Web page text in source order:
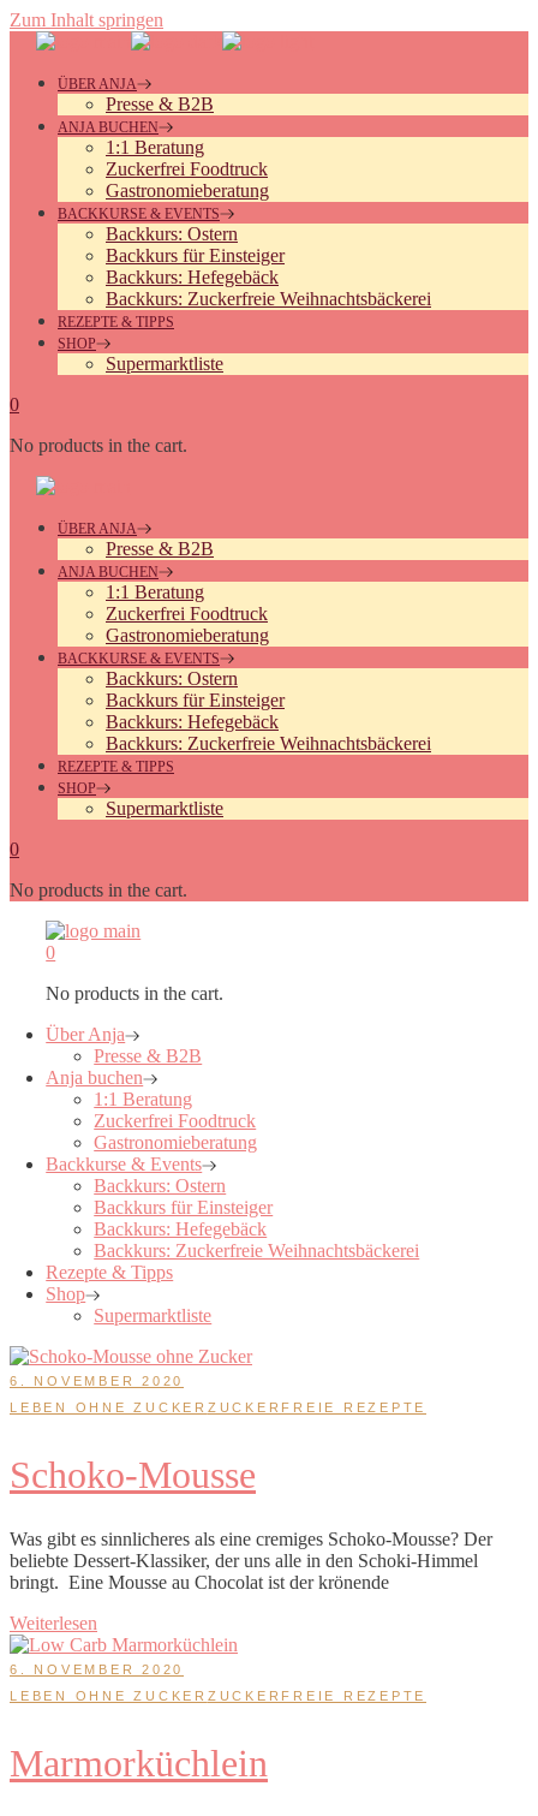
Zum Inhalt springen
ÜBER ANJA
Presse & B2B
ANJA BUCHEN
1:1 Beratung
Zuckerfrei Foodtruck
Gastronomieberatung
BACKKURSE & EVENTS
Backkurs: Ostern
Backkurs für Einsteiger
Backkurs: Hefegebäck
Backkurs: Zuckerfreie Weihnachtsbäckerei
REZEPTE & TIPPS
SHOP
Supermarktliste
0
No products in the cart.
ÜBER ANJA
Presse & B2B
ANJA BUCHEN
1:1 Beratung
Zuckerfrei Foodtruck
Gastronomieberatung
BACKKURSE & EVENTS
Backkurs: Ostern
Backkurs für Einsteiger
Backkurs: Hefegebäck
Backkurs: Zuckerfreie Weihnachtsbäckerei
REZEPTE & TIPPS
SHOP
Supermarktliste
0
No products in the cart.
0
No products in the cart.
Über Anja
Presse & B2B
Anja buchen
1:1 Beratung
Zuckerfrei Foodtruck
Gastronomieberatung
Backkurse & Events
Backkurs: Ostern
Backkurs für Einsteiger
Backkurs: Hefegebäck
Backkurs: Zuckerfreie Weihnachtsbäckerei
Rezepte & Tipps
Shop
Supermarktliste
6. NOVEMBER 2020
LEBEN OHNE ZUCKER ZUCKERFREIE REZEPTE
Schoko-Mousse
Was gibt es sinnlicheres als eine cremiges Schoko-Mousse? Der
beliebte Dessert-Klassiker, der uns alle in den Schoki-Himmel
bringt. Eine Mousse au Chocolat ist der krönende
Weiterlesen
6. NOVEMBER 2020
LEBEN OHNE ZUCKER ZUCKERFREIE REZEPTE
Marmorküchlein